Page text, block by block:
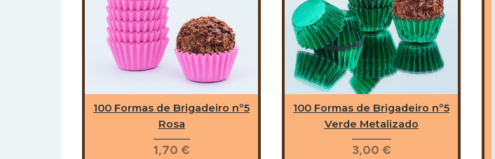
100 Formas de Brigadeiro nº5
Rosa
1,70 €
100 Formas de Brigadeiro nº5
Verde Metalizado
3,00 €